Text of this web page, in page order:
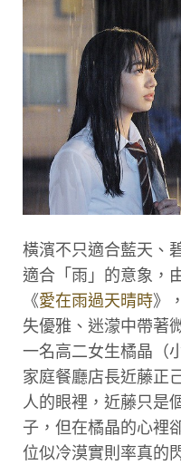
橫濱不只適合藍天、
適合「雨」的意象，
《愛在雨過天晴時》
失優雅、迷濛中帶著
一名高二女生橘晶（
家庭餐廳店長近藤正
人的眼裡，近藤只是
子，但在橘晶的心裡
位似冷漠實則率真的